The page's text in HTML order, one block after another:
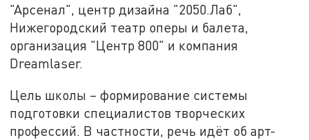
"Арсенал", центр дизайна "2050.Лаб",
Нижегородский театр оперы и балета,
организация "Центр 800" и компания
Dreamlaser.
Цель школы – формирование системы
подготовки специалистов творческих
профессий. В частности, речь идёт об арт-